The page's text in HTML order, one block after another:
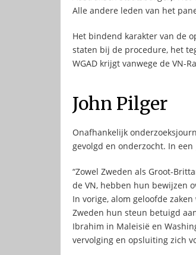
Alle andere leden van het
Het bindend karakter van de
staten bij de procedure, het
WGAD krijgt vanwege de VN-
John Pilger
Onafhankelijk
gevolgd en onderzocht. In een
“Zowel Zweden als Groot-
de VN, hebben hun bewijzen
In vorige, alom geloofde
Zweden hun steun betuigd
Ibrahim in Maleisië en
vervolging en opsluiting zich